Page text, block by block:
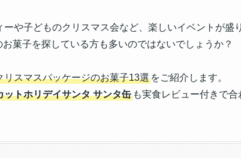
や子どものクリスマス会など、楽しいイベントが盛
菓子を探している方も多いのではないでしょうか？
リスマスパッケージのお菓子13選 をご紹介します。
ットホリデイサンタ サンタ缶 も実食レビュー付きで合